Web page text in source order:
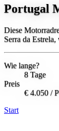
Portugal
Diese
Serra da
Wie lange?
8 Tage
Preis
€ 4.050 /
Start